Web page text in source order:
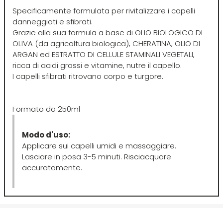
Pop Italy
Profesia
PRORASO
Protoplasmina
Puring
Scenic
Taboga Scents
Specificamente formulata per rivitalizzare i capelli
danneggiati e sfibrati.
Grazie alla sua formula a base di OLIO BIOLOGICO DI
OLIVA (da agricoltura biologica), CHERATINA, OLIO DI
ARGAN ed ESTRATTO DI CELLULE STAMINALI VEGETALI,
ricca di acidi grassi e vitamine, nutre il capello.
I capelli sfibrati ritrovano corpo e turgore.
Formato da 250ml
Modo d'uso:
Applicare sui capelli umidi e massaggiare.
Lasciare in posa 3-5 minuti. Risciacquare
accuratamente.